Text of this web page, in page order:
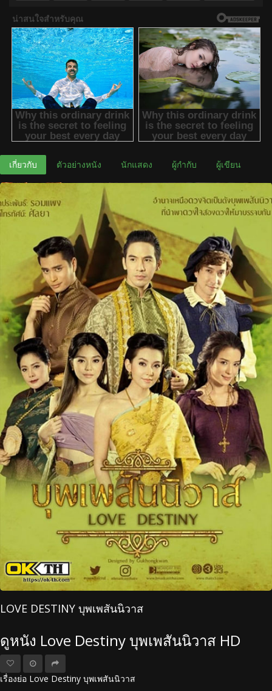
เกี่ยวกับ ตัวอย่างหนัง นักแสดง ผู้กำกับ ผู้เขียน
LOVE DESTINY บุพเพสันนิวาส
ดูหนัง Love Destiny บุพเพสันนิวาส HD
เรื่องย่อ Love Destiny บุพเพสันนิวาส